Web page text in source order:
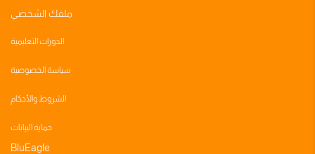
ملفك الشخصي
الدورات التعليمية
سياسة الخصوصية
الشروط والأحكام
حماية البيانات
BluEagle